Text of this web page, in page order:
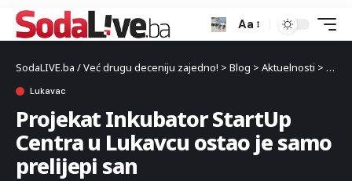
Aa
SodaLIVE.ba / Već drugu deceniju zajedno! > Blog > Aktuelnosti >
Lukavac
Projekat Inkubator StartUp
Centra u Lukavcu ostao je samo
prelijepi san